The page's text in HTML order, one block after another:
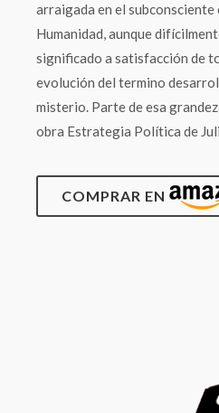
arraigada en el
Humanidad, aunque
significado a satisfacción de
evolución del termino
misterio. Parte de esa
obra Estrategia Política de
COMPRAR EN